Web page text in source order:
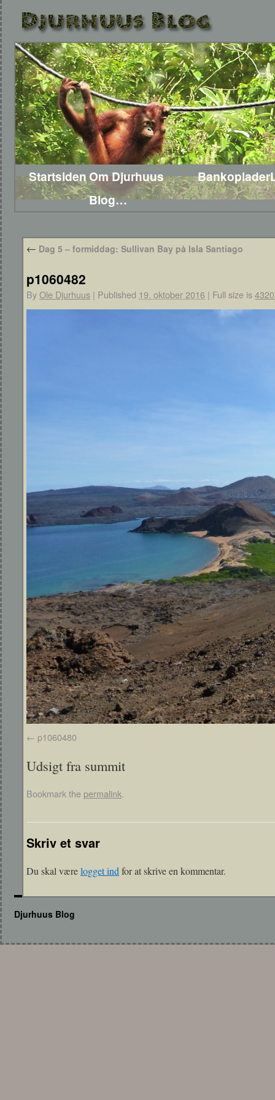
StartsidenOm Djurhuus
Blog…
Bankoplader
← Dag 5 – formiddag: Sullivan Bay på Isla Santiago
p1060482
ByOle Djurhuus | Published 19. oktober 2016 | Full size is
p1060480
Udsigt fra summit
Bookmark the permalink.
Skriv et svar
Du skal værelogget ind for at skrive en kommentar.
Djurhuus Blog